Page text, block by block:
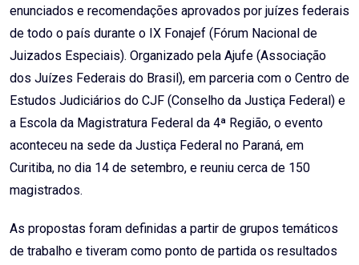
enunciados e recomendações aprovados por juízes federais
de todo o país durante o IX Fonajef (Fórum Nacional de
Juizados Especiais). Organizado pela Ajufe (Associação
dos Juízes Federais do Brasil), em parceria com o Centro de
Estudos Judiciários do CJF (Conselho da Justiça Federal) e
a Escola da Magistratura Federal da 4ª Região, o evento
aconteceu na sede da Justiça Federal no Paraná, em
Curitiba, no dia 14 de setembro, e reuniu cerca de 150
magistrados.
As propostas foram definidas a partir de grupos temáticos
de trabalho e tiveram como ponto de partida os resultados